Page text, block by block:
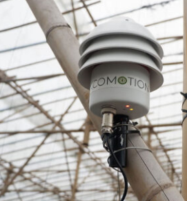
Cisarua Lembang